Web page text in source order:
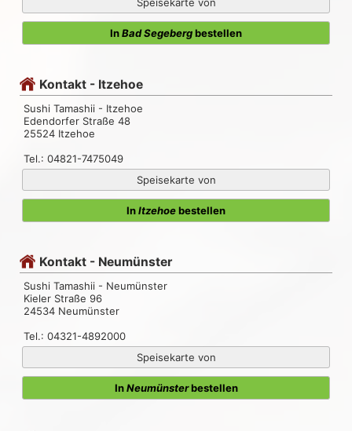
InBad Segebergbestellen
Kontakt - Itzehoe
Sushi Tamashii - Itzehoe
Edendorfer Straße 48
25524 Itzehoe
Tel.: 04821-7475049
Speisekarte von
InItzehoebestellen
Kontakt - Neumünster
Sushi Tamashii - Neumünster
Kieler Straße 96
24534 Neumünster
Tel.: 04321-4892000
Speisekarte von
InNeumünsterbestellen